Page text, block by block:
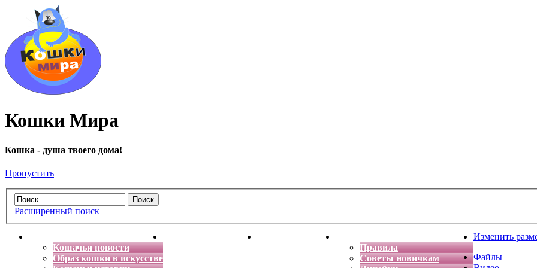
Кошки Мира
Кошка - душа твоего дома!
Пропустить
Расширенный поиск
Кошачьи новости
Образ кошки в искусстве
Энциклопедия кошек Детская фантазия
Правила
Советы новичкам
Изменить
Файлы